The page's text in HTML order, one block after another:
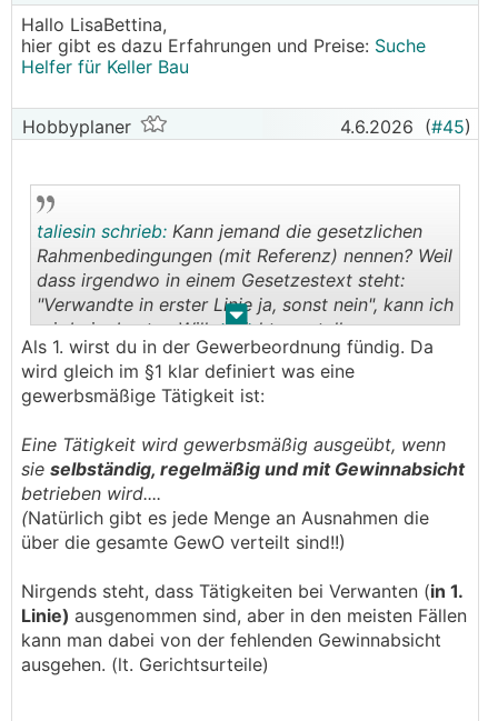
Hallo LisaBettina,
hier gibt es dazu Erfahrungen und Preise: Suche
Helfer für Keller Bau
Hobbyplaner 4.6.2026 (#45)
. .
taliesin schrieb: Kann jemand die gesetzlichen
Rahmenbedingungen (mit Referenz) nennen? Weil
dass irgendwo in einem Gesetzestext steht:
"Verwandte in erster Linie ja, sonst nein", kann ich
mir beim besten Willen nicht vorstellen.
Vielleicht nutzen wir die Gelegenheit und
diskutieren das seriös (und ev. weniger
Als 1. wirst du in der Gewerbeordnung fündig. Da
wird gleich im §1 klar definiert was eine
gewerbsmäßige Tätigkeit ist:
Eine Tätigkeit wird gewerbsmäßig ausgeübt, wenn
sie selbständig, regelmäßig und mit Gewinnabsicht
betrieben wird....
(Natürlich gibt es jede Menge an Ausnahmen die
über die gesamte GewO verteilt sind!!)
Nirgends steht, dass Tätigkeiten bei Verwanten (in 1.
Linie) ausgenommen sind, aber in den meisten Fällen
kann man dabei von der fehlenden Gewinnabsicht
ausgehen. (lt. Gerichtsurteile)